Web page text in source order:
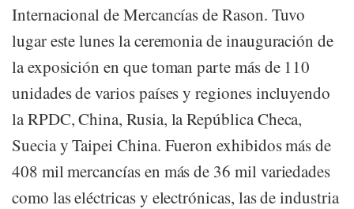
Internacional de Mercancías de Rason. Tuvo
lugar este lunes la ceremonia de inauguración de
la exposición en que toman parte más de 110
unidades de varios países y regiones incluyendo
la RPDC, China, Rusia, la República Checa,
Suecia y Taipei China. Fueron exhibidos más de
408 mil mercancías en más de 36 mil variedades
como las eléctricas y electrónicas, las de industria